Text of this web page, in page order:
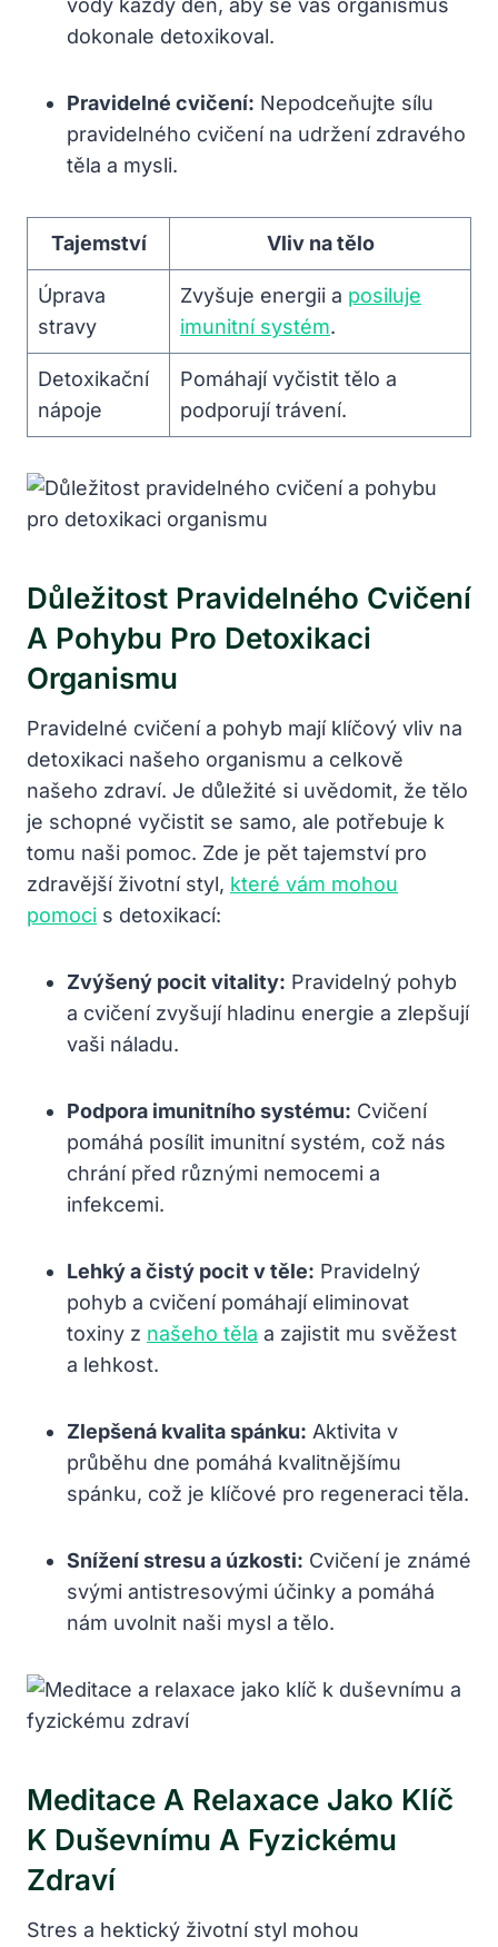
dokonale detoxikoval.
Pravidelné cvičení: Nepodceňujte sílu
pravidelného cvičení na udržení zdravého
těla a mysli.
Tajemství Vliv na tělo
Úprava
stravy
Zvyšuje energii a posiluje
imunitní systém.
Detoxikační
nápoje
Pomáhají vyčistit tělo a
podporují trávení.
Důležitost Pravidelného Cvičení
A Pohybu Pro Detoxikaci
Organismu
Pravidelné cvičení a pohyb mají klíčový vliv na
detoxikaci našeho organismu a celkově
našeho zdraví. Je důležité si uvědomit, že tělo
je schopné vyčistit se samo, ale potřebuje k
tomu naši pomoc. Zde je pět tajemství pro
zdravější životní styl, které vám mohou
pomoci s detoxikací:
Zvýšený pocit vitality: Pravidelný pohyb
a cvičení zvyšují hladinu energie a zlepšují
vaši náladu.
Podpora imunitního systému: Cvičení
pomáhá posílit imunitní systém, což nás
chrání před různými nemocemi a
infekcemi.
Lehký a čistý pocit v těle: Pravidelný
pohyb a cvičení pomáhají eliminovat
toxiny z našeho těla a zajistit mu svěžest
a lehkost.
Zlepšená kvalita spánku: Aktivita v
průběhu dne pomáhá kvalitnějšímu
spánku, což je klíčové pro regeneraci těla.
Snížení stresu a úzkosti: Cvičení je známé
svými antistresovými účinky a pomáhá
nám uvolnit naši mysl a tělo.
Meditace A Relaxace Jako Klíč
K Duševnímu A Fyzickému
Zdraví
Stres a hektický životní styl mohou